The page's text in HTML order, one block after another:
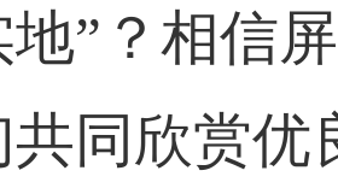
”？ 相信
共同欣赏优